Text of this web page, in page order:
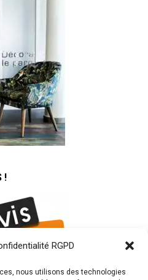
RGPD
nous utilisons des technologies
!